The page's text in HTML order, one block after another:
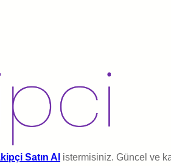
Satın Al istermisiniz. Güncel ve